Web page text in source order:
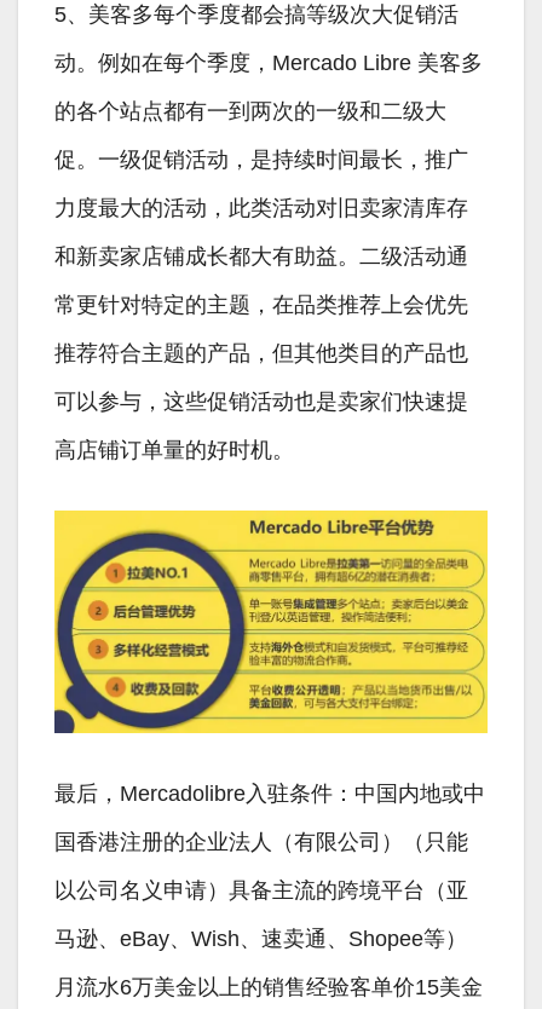
5、美客多每个季度都会搞等级次大促销活
动。例如在每个季度，Mercado Libre 美客多
的各个站点都有一到两次的一级和二级大
促。一级促销活动，是持续时间最长，推广
力度最大的活动，此类活动对旧卖家清库存
和新卖家店铺成长都大有助益。二级活动通
常更针对特定的主题，在品类推荐上会优先
推荐符合主题的产品，但其他类目的产品也
可以参与，这些促销活动也是卖家们快速提
高店铺订单量的好时机。
最后，Mercadolibre入驻条件：中国内地或中
国香港注册的企业法人（有限公司）（只能
以公司名义申请）具备主流的跨境平台（亚
马逊、eBay、Wish、速卖通、Shopee等）
月流水6万美金以上的销售经验客单价15美金